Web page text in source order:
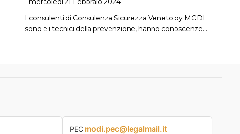
mercoledì 21 Febbraio 2024
I consulenti di Consulenza Sicurezza Veneto by MODI
sono e i tecnici della prevenzione, hanno conoscenze…
PEC modi.pec@legalmail.it